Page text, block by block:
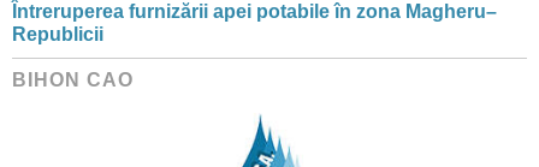
Întreruperea furnizării apei potabile în zona Magheru–
Republicii
BIHON CAO